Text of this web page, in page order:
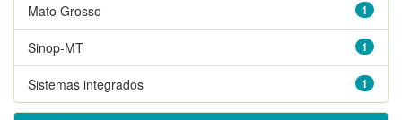
1
Mato Grosso
1
Sinop-MT
1
Sistemas integrados